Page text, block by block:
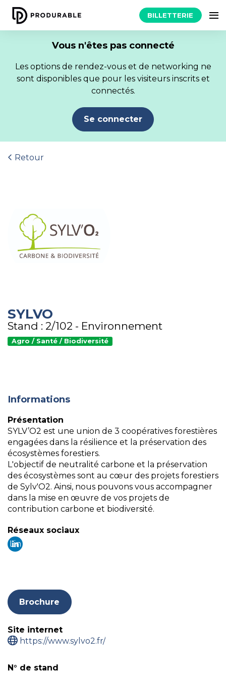
BILLETTERIE
Vous n'êtes pas connecté
Les options de rendez-vous et de networking ne
sont disponibles que pour les visiteurs inscrits et
connectés.
Se connecter
Retour
SYLVO
Stand : 2/102 - Environnement
Agro / Santé / Biodiversité
Informations
Présentation
SYLV’O2 est une union de 3 coopératives forestières
engagées dans la résilience et la préservation des
écosystèmes forestiers.
L'objectif de neutralité carbone et la préservation
des écosystèmes sont au cœur des projets forestiers
de Sylv'O2. Ainsi, nous pouvons vous accompagner
dans la mise en œuvre de vos projets de
contribution carbone et biodiversité.
Réseaux sociaux
Lin
Brochure
Site internet
https://www.sylvo2.fr/
N° de stand